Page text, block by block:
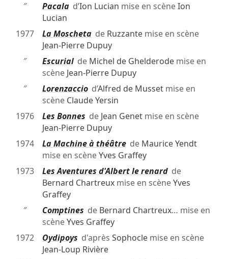
″
Pacalad’Ion Lucian mise en scèneIon
Lucian
1977
La Moschetade Ruzzantemise en scène
Jean-Pierre Dupuy
″
Escurialde Michel de Ghelderodemise en
scène Jean-Pierre Dupuy
″
Lorenzacciod’Alfred de Mussetmise en
scène Claude Yersin
1976
Les Bonnes de Jean Genetmise en scène
Jean-Pierre Dupuy
1974
La Machine à théâtrede Maurice Yendt
mise en scèneYves Graffey
1973
Les Aventures d'Albert le renardde
Bernard Chartreuxmise en scèneYves
Graffey
″
Comptines de Bernard Chartreux… mise en
scèneYves Graffey
1972
Oydipoys d'après Sophoclemise en scène
Jean-Loup Rivière